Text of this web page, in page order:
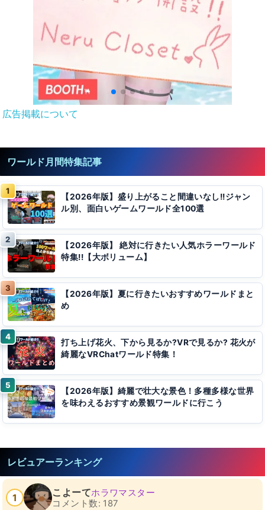
広告掲載について
ワールド月間特集記事
【2026年版】盛り上がること間違いなし!!ジャン
ル別、面白いゲームワールド全100選
【2026年版】 絶対に行きたい人気ホラーワールド
特集!!【大ボリューム】
【2026年版】夏に行きたいおすすめワールドまと
め
打ち上げ花火、下から見るか?VRで見るか? 花火が
綺麗なVRChatワールド特集！
【2026年版】綺麗で壮大な景色！多種多様な世界
を味わえるおすすめ景観ワールドに行こう
レビュアーランキング
1 こよーてホラワマスター
コメント数: 187